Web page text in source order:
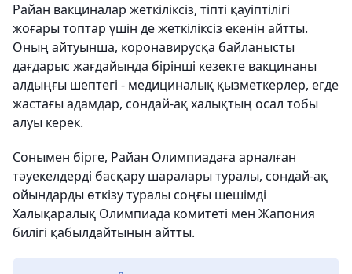
Райан вакциналар жеткіліксіз, тіпті қауіптілігі
жоғары топтар үшін де жеткіліксіз екенін айтты.
Оның айтуынша, коронавирусқа байланысты
дағдарыс жағдайында бірінші кезекте вакцинаны
алдыңғы шептегі - медициналық қызметкерлер, егде
жастағы адамдар, сондай-ақ халықтың осал тобы
алуы керек.
Сонымен бірге, Райан Олимпиадаға арналған
тәуекелдерді басқару шаралары туралы, сондай-ақ
ойындарды өткізу туралы соңғы шешімді
Халықаралық Олимпиада комитеті мен Жапония
билігі қабылдайтынын айтты.